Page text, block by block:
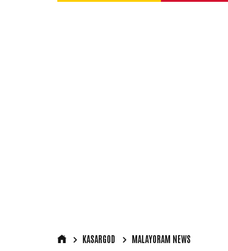
KASARGOD MALAYORAM NEWS